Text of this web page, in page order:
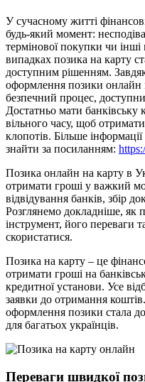
У сучасному житті
будь-який момент:
термінової покупки чи
випадках позика на карту
доступним рішенням.
оформлення позики онлайн
безпечний процес,
Достатньо мати банківську
вільного часу, щоб
клопотів. Більше
знайти за посиланням:
Позика онлайн на карту в
отримати гроші у важкий
відвідування банків, збір
Розглянемо докладніше, як
інструмент, його переваги
скористатися.
Позика на карту – це
отримати гроші на
кредитної установи. Усе
заявки до отримання
оформлення позики стала
для багатьох українців.
Переваги швидкої